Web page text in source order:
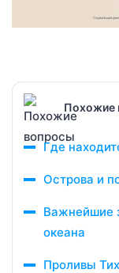
Похожие
Где
Острова и
Важнейшие
океана
Проливы